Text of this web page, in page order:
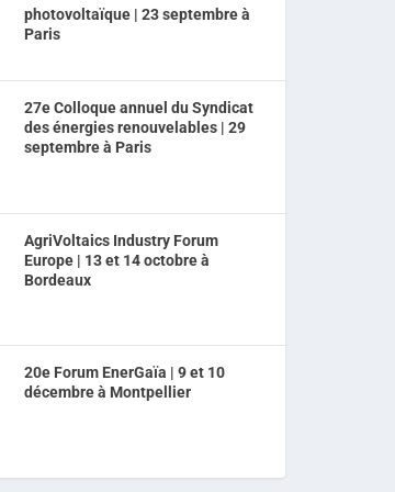
photovoltaïque | 23 septembre à
Paris
27e Colloque annuel du Syndicat
des énergies renouvelables | 29
septembre à Paris
AgriVoltaics Industry Forum
Europe | 13 et 14 octobre à
Bordeaux
20e Forum EnerGaïa | 9 et 10
décembre à Montpellier